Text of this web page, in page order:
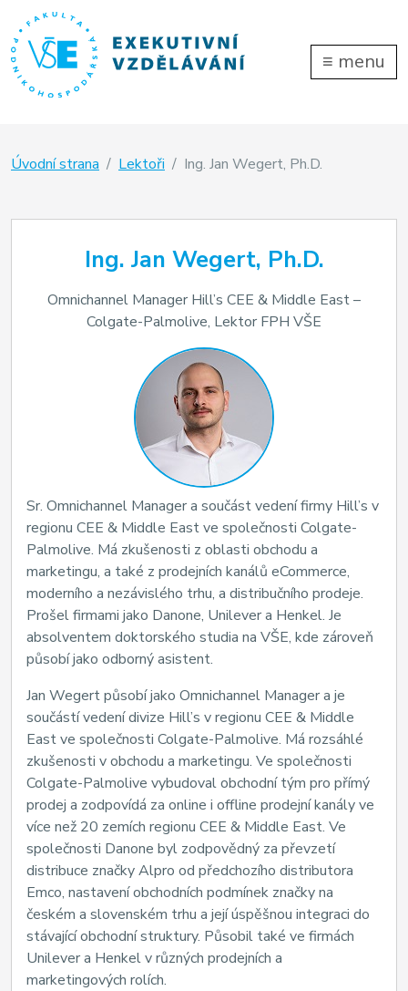
≡ menu
Úvodní strana Lektoři Ing. Jan Wegert, Ph.D.
Ing. Jan Wegert, Ph.D.
Omnichannel Manager Hill’s CEE & Middle East –
Colgate-Palmolive, Lektor FPH VŠE
Sr. Omnichannel Manager a součást vedení firmy Hill’s v
regionu CEE & Middle East ve společnosti Colgate-
Palmolive. Má zkušenosti z oblasti obchodu a
marketingu, a také z prodejních kanálů eCommerce,
moderního a nezávislého trhu, a distribučního prodeje.
Prošel firmami jako Danone, Unilever a Henkel. Je
absolventem doktorského studia na VŠE, kde zároveň
působí jako odborný asistent.
Jan Wegert působí jako Omnichannel Manager a je
součástí vedení divize Hill’s v regionu CEE & Middle
East ve společnosti Colgate-Palmolive. Má rozsáhlé
zkušenosti v obchodu a marketingu. Ve společnosti
Colgate-Palmolive vybudoval obchodní tým pro přímý
prodej a zodpovídá za online i offline prodejní kanály ve
více než 20 zemích regionu CEE & Middle East. Ve
společnosti Danone byl zodpovědný za převzetí
distribuce značky Alpro od předchozího distributora
Emco, nastavení obchodních podmínek značky na
českém a slovenském trhu a její úspěšnou integraci do
stávající obchodní struktury. Působil také ve firmách
Unilever a Henkel v různých prodejních a
marketingových rolích.